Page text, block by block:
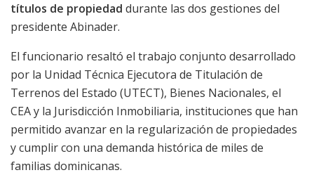
títulos de propiedad durante las dos gestiones del
presidente Abinader.
El funcionario resaltó el trabajo conjunto desarrollado
por la Unidad Técnica Ejecutora de Titulación de
Terrenos del Estado (UTECT), Bienes Nacionales, el
CEA y la Jurisdicción Inmobiliaria, instituciones que han
permitido avanzar en la regularización de propiedades
y cumplir con una demanda histórica de miles de
familias dominicanas.